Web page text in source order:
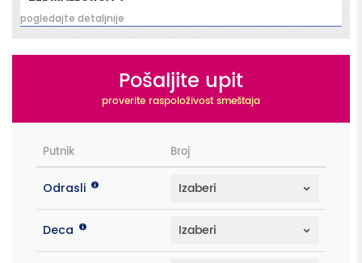
pogledajte detaljnije
Pošaljite upit
proverite raspoloživost smeštaja
Putnik Broj
Odrasli
Deca